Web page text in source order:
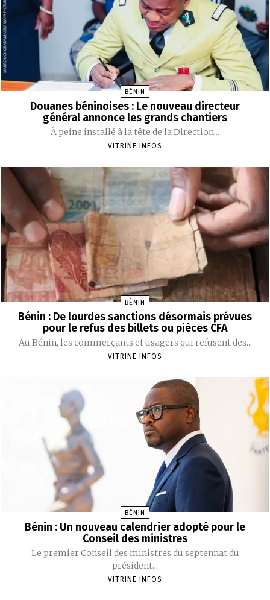
BÉNIN
Douanes béninoises : Le nouveau directeur
général annonce les grands chantiers
À peine installé à la tête de la Direction...
VITRINE INFOS
BÉNIN
Bénin : De lourdes sanctions désormais prévues
pour le refus des billets ou pièces CFA
‎Au Bénin, les commerçants et usagers qui refusent des...
VITRINE INFOS
BÉNIN
Bénin : Un nouveau calendrier adopté pour le
Conseil des ministres
‎Le premier Conseil des ministres du septennat du
président...
VITRINE INFOS